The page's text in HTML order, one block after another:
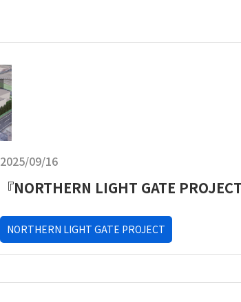
2025/09/16
『NORTHERN LIGHT GATE
NORTHERN LIGHT GATE PROJECT